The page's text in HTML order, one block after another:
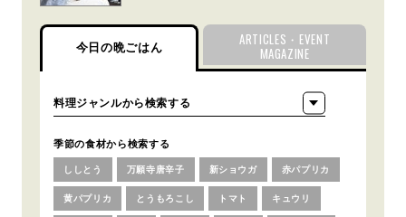
今日の晩ごはん
ARTICLES・EVENT
MAGAZINE
季節の食材から検索する
ししとう 万願寺唐辛子 新ショウガ 赤パプリカ
黄パプリカ とうもろこし トマト キュウリ